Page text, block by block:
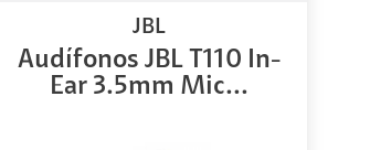
JBL
Audífonos JBL T110 In-
Ear 3.5mm Mic...